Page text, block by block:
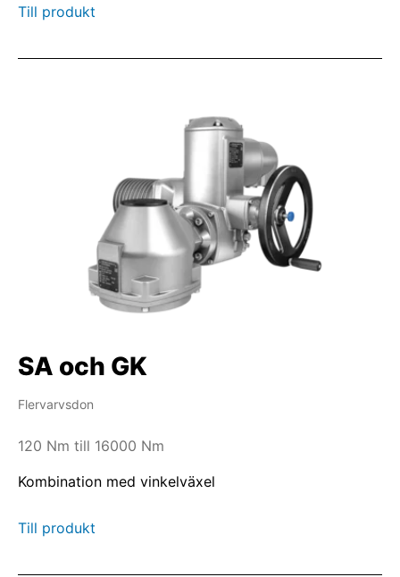
Till produkt
SA och GK
Flervarvsdon
120 Nm till 16000 Nm
Kombination med vinkelväxel
Till produkt